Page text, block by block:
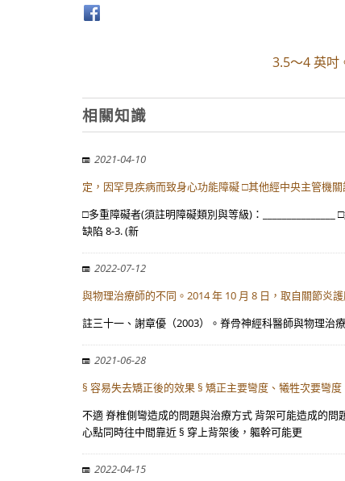
3.5～4 英吋
相關知識
2021-04-10
定，因罕見疾病而致身心功能障礙 □其他經中央主管機
□多重障礙者(須註明障礙類別與等級)：
缺陷 8-3. (新
2022-07-12
與物理治療師的不同。2014 年 10 月 8 日，取自關節炎
註三十一、謝章優（2003）。脊骨神經科醫師與物理
2021-06-28
§ 容易失去矯正後的效果 § 矯正主要彎度、犧牲次要彎度
不適 脊椎側彎造成的問題與治療方式 背架可能造成的
心點同時往中間靠近 § 穿上背架後，軀幹可能更
2022-04-15